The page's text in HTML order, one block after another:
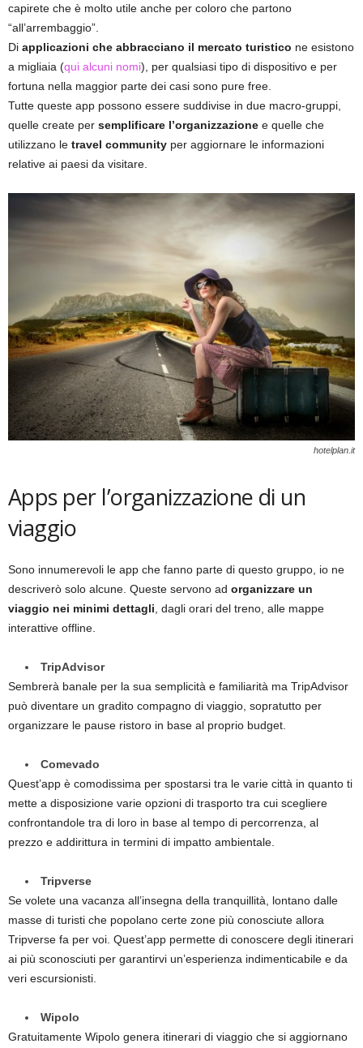
capirete che è molto utile anche per coloro che partono
“all’arrembaggio”.
Di applicazioni che abbracciano il mercato turistico ne esistono
a migliaia (qui alcuni nomi), per qualsiasi tipo di dispositivo e per
fortuna nella maggior parte dei casi sono pure free.
Tutte queste app possono essere suddivise in due macro-gruppi,
quelle create per semplificare l’organizzazione e quelle che
utilizzano le travel community per aggiornare le informazioni
relative ai paesi da visitare.
hotelplan.it
Apps per l’organizzazione di un
viaggio
Sono innumerevoli le app che fanno parte di questo gruppo, io ne
descriverò solo alcune. Queste servono ad organizzare un
viaggio nei minimi dettagli , dagli orari del treno, alle mappe
interattive offline.
TripAdvisor
Sembrerà banale per la sua semplicità e familiarità ma TripAdvisor
può diventare un gradito compagno di viaggio, sopratutto per
organizzare le pause ristoro in base al proprio budget.
Comevado
Quest’app è comodissima per spostarsi tra le varie città in quanto ti
mette a disposizione varie opzioni di trasporto tra cui scegliere
confrontandole tra di loro in base al tempo di percorrenza, al
prezzo e addirittura in termini di impatto ambientale.
Tripverse
Se volete una vacanza all’insegna della tranquillità, lontano dalle
masse di turisti che popolano certe zone più conosciute allora
Tripverse fa per voi. Quest’app permette di conoscere degli itinerari
ai più sconosciuti per garantirvi un’esperienza indimenticabile e da
veri escursionisti.
Wipolo
Gratuitamente Wipolo genera itinerari di viaggio che si aggiornano